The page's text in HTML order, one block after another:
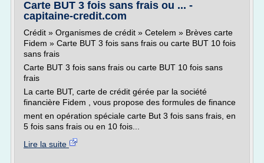
Carte BUT 3 fois sans frais ou ... -
capitaine-credit.com
Crédit » Organismes de crédit » Cetelem » Brèves carte
Fidem » Carte BUT 3 fois sans frais ou carte BUT 10 fois
sans frais
Carte BUT 3 fois sans frais ou carte BUT 10 fois sans
frais
La carte BUT, carte de crédit gérée par la société
financière Fidem , vous propose des formules de finance
ment en opération spéciale carte But 3 fois sans frais, en
5 fois sans frais ou en 10 fois...
Lire la suite